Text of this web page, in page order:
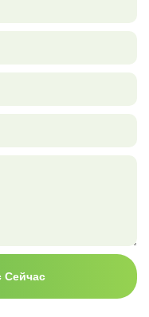
Сейчас